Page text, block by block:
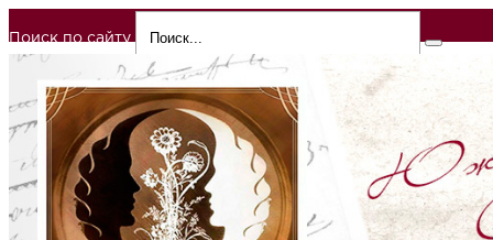
Поиск по сайту